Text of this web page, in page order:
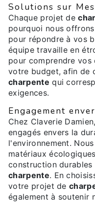
Solutions sur
Chaque projet de
pourquoi nous
pour répondre à vos
équipe travaille en
pour comprendre
votre budget, afin de
charpente qui
exigences.
Engagement
Chez Claverie
engagés envers la
l'environnement.
matériaux
construction
charpente. En
votre projet de
également à soutenir